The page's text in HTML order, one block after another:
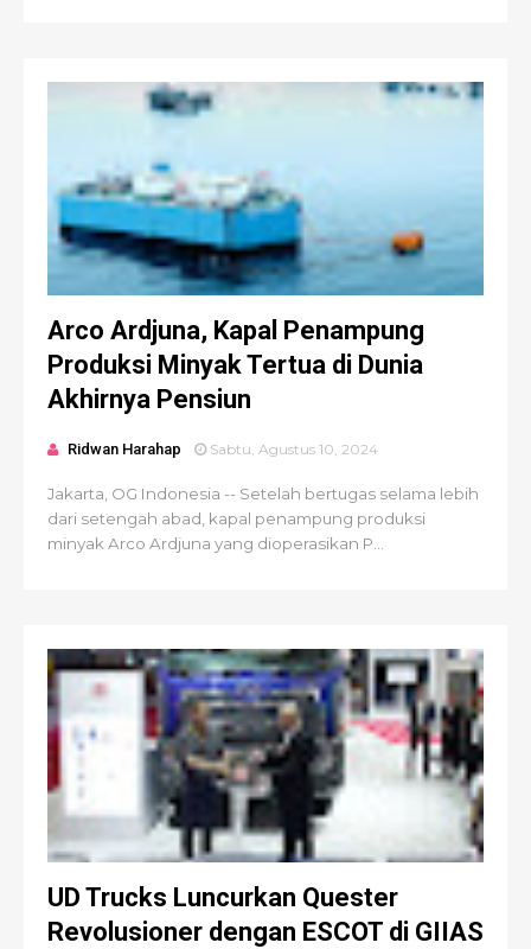
Arco Ardjuna, Kapal Penampung
Produksi Minyak Tertua di Dunia
Akhirnya Pensiun
Ridwan Harahap Sabtu, Agustus 10, 2024
Jakarta, OG Indonesia -- Setelah bertugas selama lebih
dari setengah abad, kapal penampung produksi
minyak Arco Ardjuna yang dioperasikan P...
UD Trucks Luncurkan Quester
Revolusioner dengan ESCOT di GIIAS